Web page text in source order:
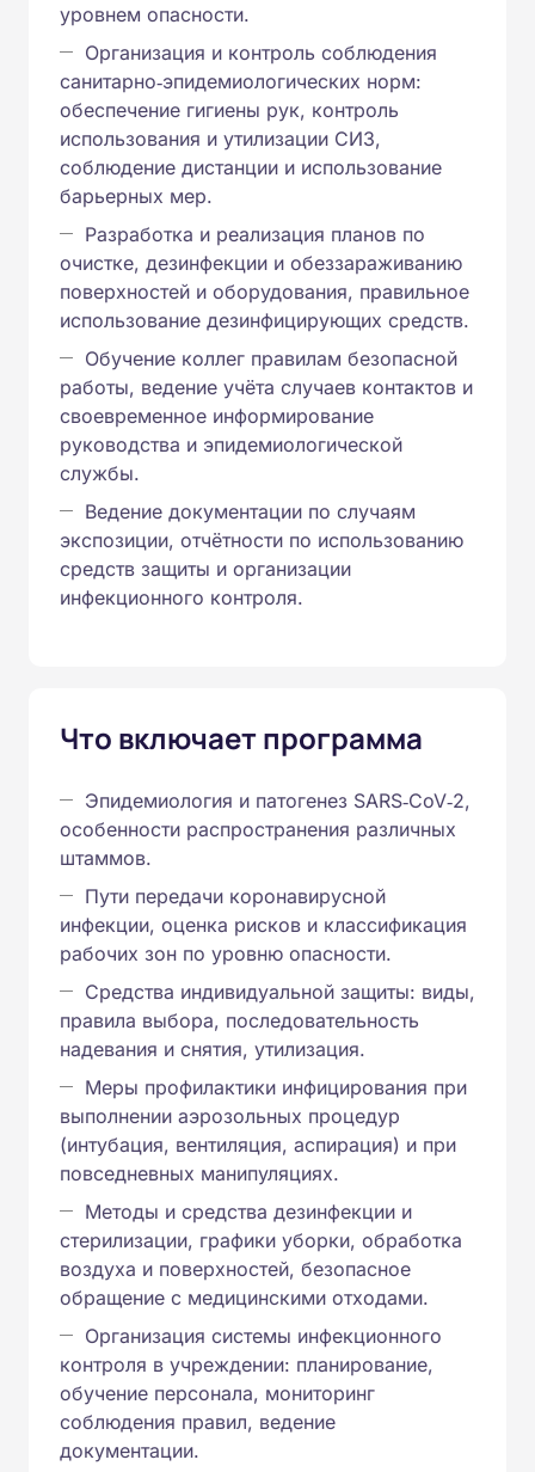
уровнем опасности.
Организация и контроль соблюдения
санитарно‑эпидемиологических норм:
обеспечение гигиены рук, контроль
использования и утилизации СИЗ,
соблюдение дистанции и использование
барьерных мер.
Разработка и реализация планов по
очистке, дезинфекции и обеззараживанию
поверхностей и оборудования, правильное
использование дезинфицирующих средств.
Обучение коллег правилам безопасной
работы, ведение учёта случаев контактов и
своевременное информирование
руководства и эпидемиологической
службы.
Ведение документации по случаям
экспозиции, отчётности по использованию
средств защиты и организации
инфекционного контроля.
Что включает программа
Эпидемиология и патогенез SARS‑CoV‑2,
особенности распространения различных
штаммов.
Пути передачи коронавирусной
инфекции, оценка рисков и классификация
рабочих зон по уровню опасности.
Средства индивидуальной защиты: виды,
правила выбора, последовательность
надевания и снятия, утилизация.
Меры профилактики инфицирования при
выполнении аэрозольных процедур
(интубация, вентиляция, аспирация) и при
повседневных манипуляциях.
Методы и средства дезинфекции и
стерилизации, графики уборки, обработка
воздуха и поверхностей, безопасное
обращение с медицинскими отходами.
Организация системы инфекционного
контроля в учреждении: планирование,
обучение персонала, мониторинг
соблюдения правил, ведение
документации.